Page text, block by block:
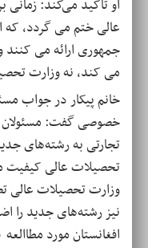
او تاکید می‌کند:
عالی ختم می گردد، که
جمهوری ارائه می کنند
می کند، نه وزارت
خانم پیکار در جواب
خصوصی گفت: مسئولان
تجارتی به رشته‌های
تحصیلات عالی کیفیت
وزارت تحصیلات عالی
نیز رشته‌های جدید را
افغانستان مورد